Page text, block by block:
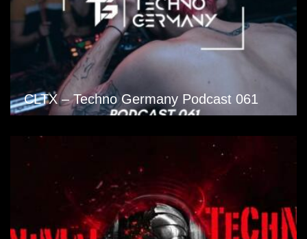
CLTX – Techno Germany Podcast 061